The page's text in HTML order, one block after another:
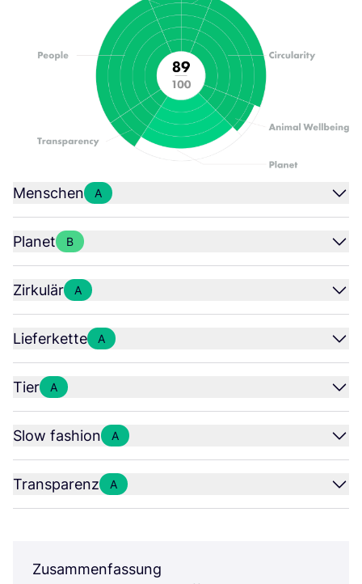
Menschen A
Planet B
Zirkulär A
Lieferkette A
Tier A
Slow fashion A
Transparenz A
Zusammenfassung